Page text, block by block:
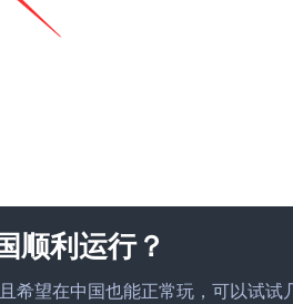
顺利运行？
希望在中国也能正常玩，可以试